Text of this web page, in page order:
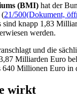
(BMI) hat der
(21/500(Dokument,
knapp 1,83
werden.
und die
Milliarden Euro
Millionen Euro in
wirkt